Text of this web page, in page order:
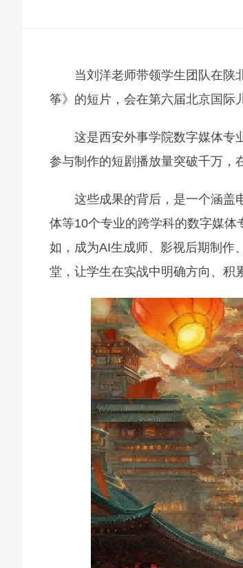
当刘洋老师带领学生团队在陕
筝》的短片，会在第六届北京国际
这是西安外事学院数字媒体
参与制作的短剧播放量突破千万，
这些成果的背后，是一个涵盖
体等10个专业的跨学科的数字媒体
如，成为AI生成师、影视后期制
堂，让学生在实战中明确方向、积